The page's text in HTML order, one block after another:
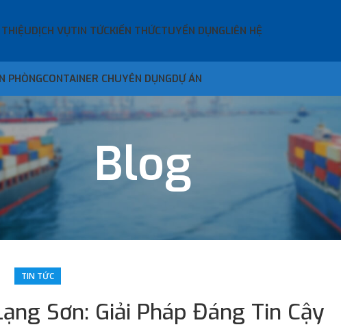
DỊCH VỤTIN TỨCKIẾN THỨCTUYỂN DỤNGLIÊN HỆ
PHÒNGCONTAINER CHUYÊN DỤNGDỰ ÁN
Blog
TIN TỨC
Sơn: Giải Pháp Đáng Tin Cậy